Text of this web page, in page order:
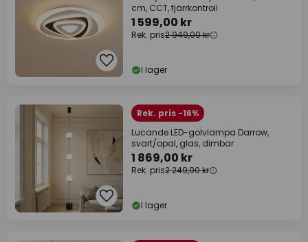
cm, CCT, fjärrkontroll
1 599,00 kr
Rek. pris2 949,00 kr
I lager
Rek. pris -16%
Lucande LED-golvlampa Darrow,
svart/opal, glas, dimbar
1 869,00 kr
Rek. pris2 249,00 kr
I lager